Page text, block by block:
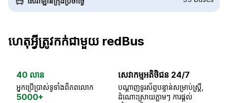
ហេតុអ្វីត្រូវកក់ជាមួយ redBus
40 លាន
អ្នកប្រើប្រាស់ទូទាំងពិភពលោក
5000+
សេវាកម្មអតិថិជន 24/7
បណ្តាញទូរស័ព្ទបន្ទាន់សម្រាប់ស្ត្រី,
ដំណោះស្រាយភ្លាមៗ ការផ្តល់